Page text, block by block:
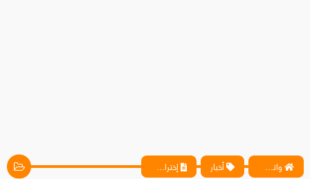
واتس آب ، فيسبوك ، أنترنت ، شروحات تقنية حصرية - المحترف أخبار إختراق موقع وزارة التربية الوطنية